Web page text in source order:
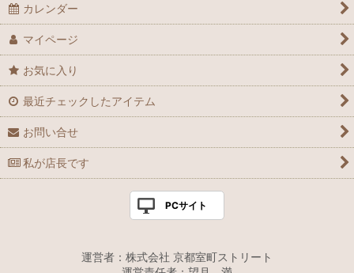
カレンダー
マイページ
お気に入り
最近チェックしたアイテム
お問い合せ
私が店長です
PCサイト
運営者：株式会社 京都室町ストリート